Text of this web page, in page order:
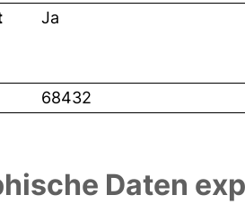
Ja
68432
Daten